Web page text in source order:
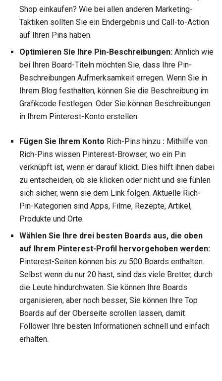
Shop einkaufen? Wie bei allen anderen Marketing-
Taktiken sollten Sie ein Endergebnis und Call-to-Action
auf Ihren Pins haben.
Optimieren Sie Ihre Pin-Beschreibungen: Ähnlich wie
bei Ihren Board-Titeln möchten Sie, dass Ihre Pin-
Beschreibungen Aufmerksamkeit erregen. Wenn Sie in
Ihrem Blog festhalten, können Sie die Beschreibung im
Grafikcode festlegen. Oder Sie können Beschreibungen
in Ihrem Pinterest-Konto erstellen.
Fügen Sie Ihrem Konto Rich-Pins hinzu : Mithilfe von
Rich-Pins wissen Pinterest-Browser, wo ein Pin
verknüpft ist, wenn er darauf klickt. Dies hilft ihnen dabei
zu entscheiden, ob sie klicken oder nicht und sie fühlen
sich sicher, wenn sie dem Link folgen. Aktuelle Rich-
Pin-Kategorien sind Apps, Filme, Rezepte, Artikel,
Produkte und Orte.
Wählen Sie Ihre drei besten Boards aus, die oben
auf Ihrem Pinterest-Profil hervorgehoben werden:
Pinterest-Seiten können bis zu 500 Boards enthalten.
Selbst wenn du nur 20 hast, sind das viele Bretter, durch
die Leute hindurchwaten. Sie können Ihre Boards
organisieren, aber noch besser, Sie können Ihre Top
Boards auf der Oberseite scrollen lassen, damit
Follower Ihre besten Informationen schnell und einfach
erhalten.